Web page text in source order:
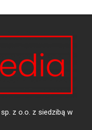
z o.o. z siedzibą w